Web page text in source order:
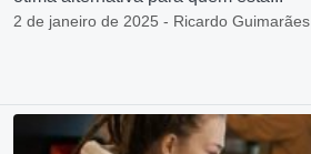
2 de janeiro de 2025 - Ricardo Guimarães